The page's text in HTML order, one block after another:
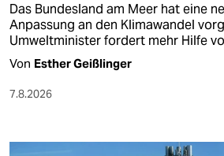
Das Bundesland am Meer hat eine
Anpassung an den Klimawandel
Umweltminister fordert mehr Hilfe
Von Esther Geißlinger
7.8.2026